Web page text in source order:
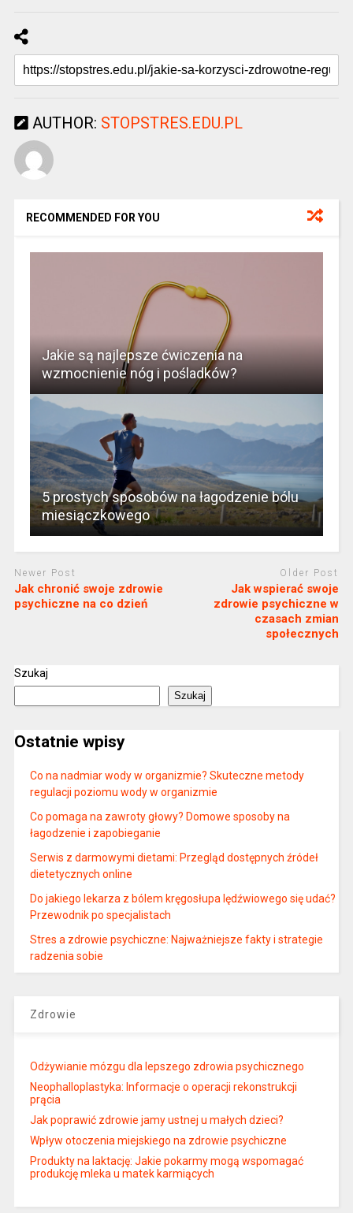
AUTHOR: STOPSTRES.EDU.PL
RECOMMENDED FOR YOU
Jakie są najlepsze ćwiczenia na
wzmocnienie nóg i pośladków?
5 prostych sposobów na łagodzenie bólu
miesiączkowego
Newer Post
Jak chronić swoje zdrowie
psychiczne na co dzień
Older Post
Jak wspierać swoje
zdrowie psychiczne w
czasach zmian
społecznych
Szukaj
Szukaj
Ostatnie wpisy
Co na nadmiar wody w organizmie? Skuteczne metody
regulacji poziomu wody w organizmie
Co pomaga na zawroty głowy? Domowe sposoby na
łagodzenie i zapobieganie
Serwis z darmowymi dietami: Przegląd dostępnych źródeł
dietetycznych online
Do jakiego lekarza z bólem kręgosłupa lędźwiowego się udać?
Przewodnik po specjalistach
Stres a zdrowie psychiczne: Najważniejsze fakty i strategie
radzenia sobie
Zdrowie
Odżywianie mózgu dla lepszego zdrowia psychicznego
Neophalloplastyka: Informacje o operacji rekonstrukcji
prącia
Jak poprawić zdrowie jamy ustnej u małych dzieci?
Wpływ otoczenia miejskiego na zdrowie psychiczne
Produkty na laktację: Jakie pokarmy mogą wspomagać
produkcję mleka u matek karmiących